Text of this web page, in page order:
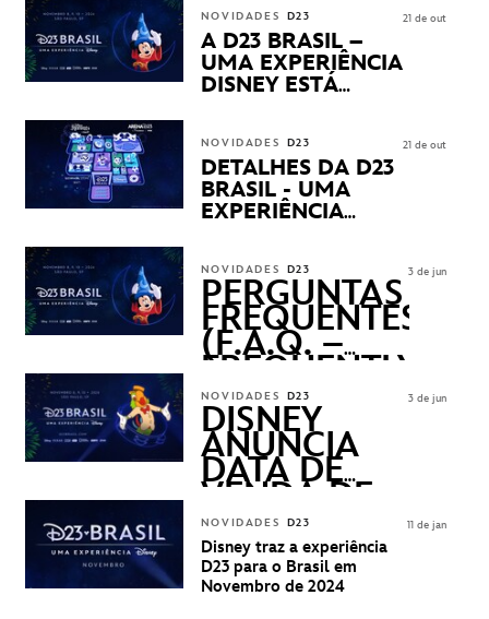
APRESENTAÇÕES E
PRODUTOS EXCLUSIVOS
NO TRANSAMÉRICA EXPO
CENTER EM SÃO PAULO
NOVIDADES D23
A D23 BRASIL –
UMA EXPERIÊNCIA
DISNEY ESTÁ
21 de out
NOVIDADES D23
DETALHES DA D23
BRASIL - UMA
EXPERIÊNCIA
21 de out
NOVIDADES D23
PERGUNTAS
FREQUENTES
(F.A.Q. –
FREQUENTLY
ASKED
QUESTIONS)
3 de jun
NOVIDADES D23
DISNEY
ANUNCIA
DATA DE
VENDA DE
INGRESSOS
PARA A D23
BRASIL -
UMA
3 de jun
NOVIDADES D23
Disney traz a experiência
D23 para o Brasil em
Novembro de 2024
11 de jan